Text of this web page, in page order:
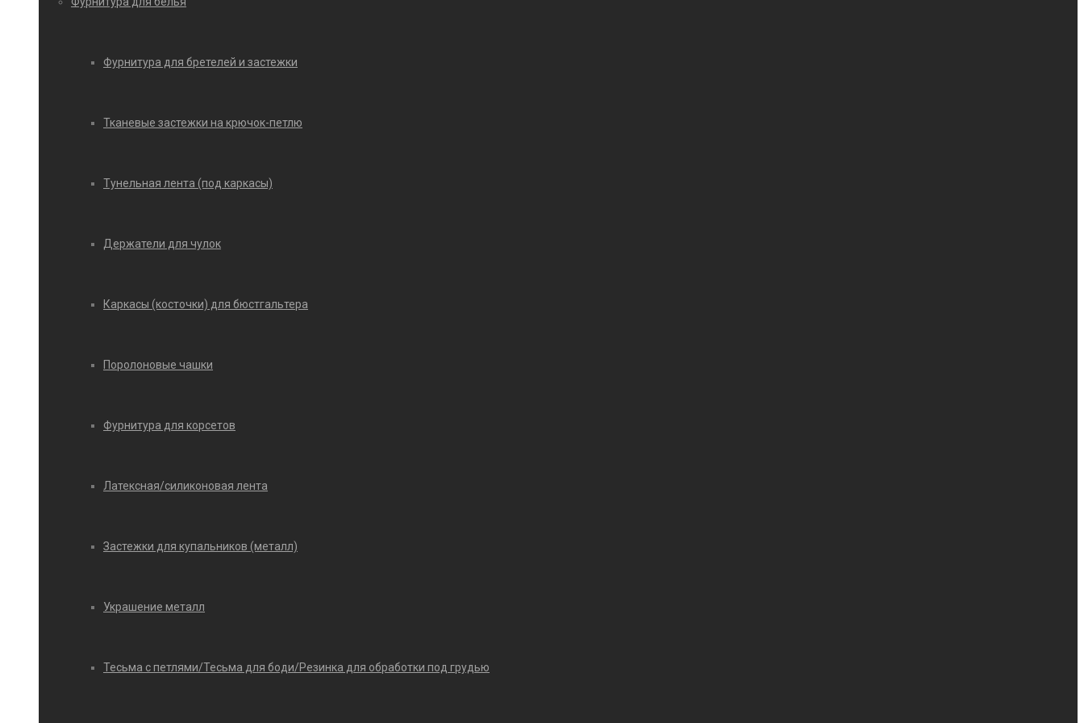
Фурнитура для бретелей и застежки
Тканевые застежки на крючок-петлю
Тунельная лента (под каркасы)
Держатели для чулок
Каркасы (косточки) для бюстгальтера
Поролоновые чашки
Фурнитура для корсетов
Латексная/силиконовая лента
Застежки для купальников (металл)
Украшение металл
Тесьма с петлями/Тесьма для боди/Резинка для обработки под грудью